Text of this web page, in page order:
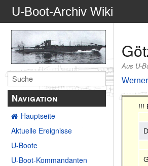
U-Boot-Archiv Wiki
Navigation
Hauptseite
Aktuelle Ereignisse
U-Boote
U-Boot-Kommandanten
Aus U-
!!!